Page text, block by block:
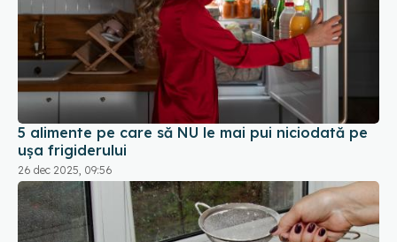
5 alimente pe care să NU le mai pui niciodată pe
ușa frigiderului
26 dec 2025, 09:56